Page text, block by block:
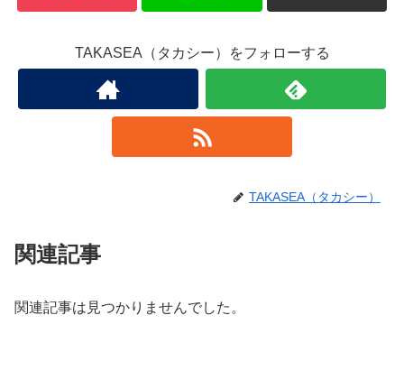
TAKASEA（タカシー）をフォローする
TAKASEA（タカシー）
関連記事
関連記事は見つかりませんでした。